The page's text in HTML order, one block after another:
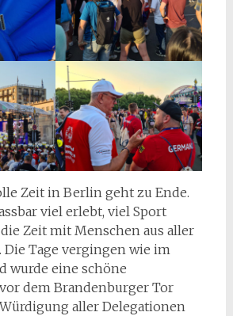
Zeit in Berlin geht zu Ende.
viel erlebt, viel Sport
Zeit mit Menschen aus aller
Die Tage vergingen wie im
wurde eine schöne
dem Brandenburger Tor
aller Delegationen